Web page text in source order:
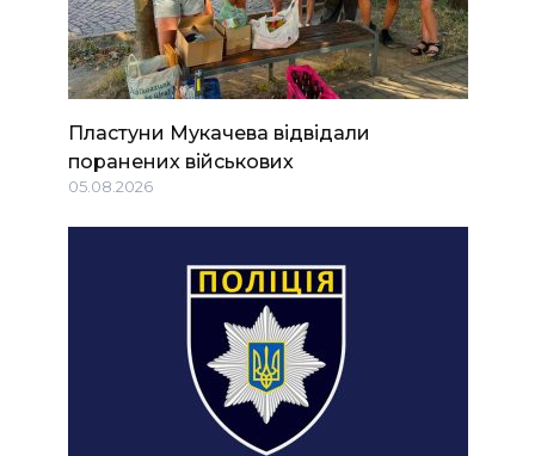
Пластуни Мукачева відвідали
поранених військових
05.08.2026